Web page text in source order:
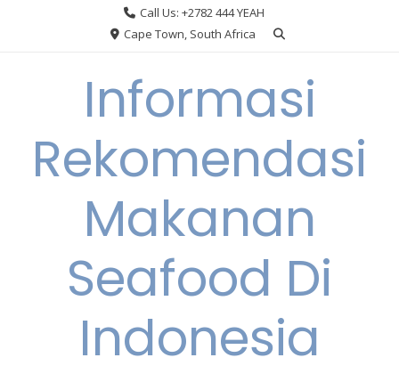
Call Us: +2782 444 YEAH
Cape Town, South Africa
Informasi
Rekomendasi
Makanan
Seafood Di
Indonesia